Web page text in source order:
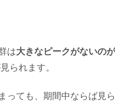
は大きなピークがないの
られます。
っても、期間中ならば見